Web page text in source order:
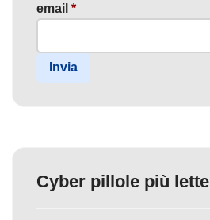
email *
Invia
Cyber pillole più lette